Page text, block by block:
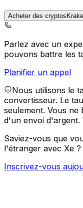
Acheter des
Parlez avec un
pouvons battre les
Planifier un appel
Nous utilisons le
convertisseur. Le
seulement. Vous ne
d'un envoi d'argent.
Saviez-vous que
l'étranger avec Xe ?
Inscrivez-vous